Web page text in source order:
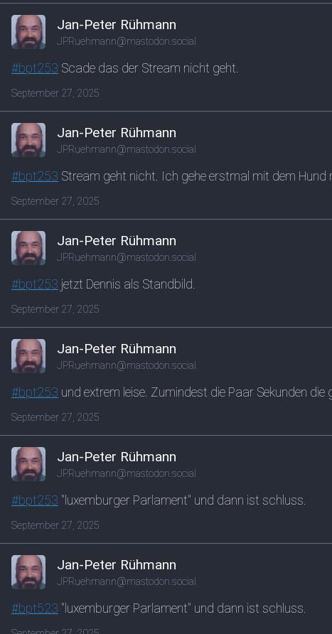
Jan-Peter Rühmann
JPRuehmann@mastodon.social
#bpt253 Scade das der Stream nicht geht.
September 27, 2025
Jan-Peter Rühmann
JPRuehmann@mastodon.social
#bpt253 Stream geht nicht. Ich gehe erstmal mit dem
September 27, 2025
Jan-Peter Rühmann
JPRuehmann@mastodon.social
#bpt253 jetzt Dennis als Standbild.
September 27, 2025
Jan-Peter Rühmann
JPRuehmann@mastodon.social
#bpt253 und extrem leise. Zumindest die Paar Sekunden die
September 27, 2025
Jan-Peter Rühmann
JPRuehmann@mastodon.social
#bpt253 "luxemburger Parlament" und dann ist schluss.
September 27, 2025
Jan-Peter Rühmann
JPRuehmann@mastodon.social
#bpt523 "luxemburger Parlament" und dann ist schluss.